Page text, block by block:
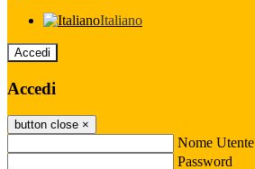
Italiano
Accedi
Accedi
button close ×
Nome Utente
Password